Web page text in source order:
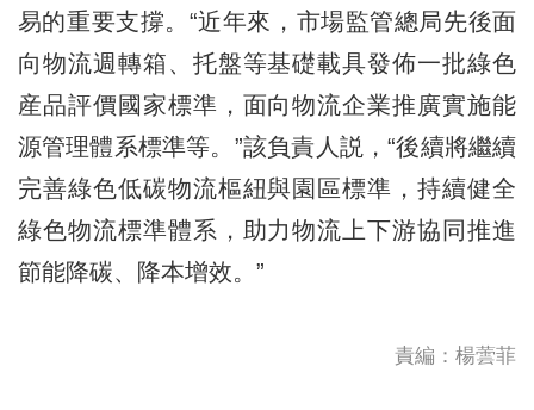
易的重要支撐。“近年來，市場監管總局先後面
向物流週轉箱、托盤等基礎載具發佈一批綠色
産品評價國家標準，面向物流企業推廣實施能
源管理體系標準等。”該負責人説，“後續將繼續
完善綠色低碳物流樞紐與園區標準，持續健全
綠色物流標準體系，助力物流上下游協同推進
節能降碳、降本增效。”
責編：楊蕓菲